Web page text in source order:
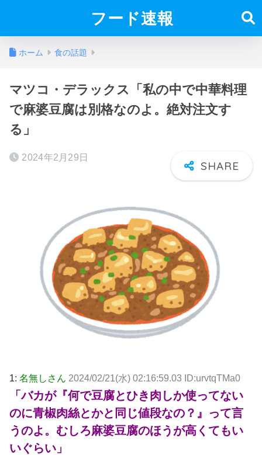
フード速報
ホーム 食の話題
マツコ・デラックス「私の中で中華料理
で麻婆豆腐は別格なのよ。絶対注文す
る」
2024年2月29日
1: 名無しさん 2024/02/21(水) 02:16:59.03 ID:urvtqTMa0
「バカが『何で豆腐とひき肉しか使ってない
のに青椒肉絲とかと同じ値段なの？』って言
うのよ。むしろ麻婆豆腐のほうが高くてもい
いぐらい」